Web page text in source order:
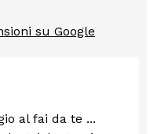
su Google
al fai da te ...